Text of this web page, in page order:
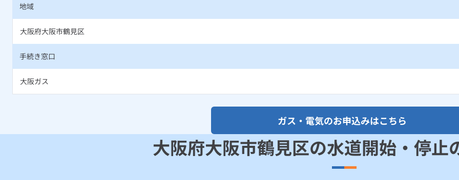
地域
大阪府大阪市鶴見区
手続き窓口
大阪ガス
ガス・電気のお申込みはこちら
大阪府大阪市鶴見区の水道開始・停止